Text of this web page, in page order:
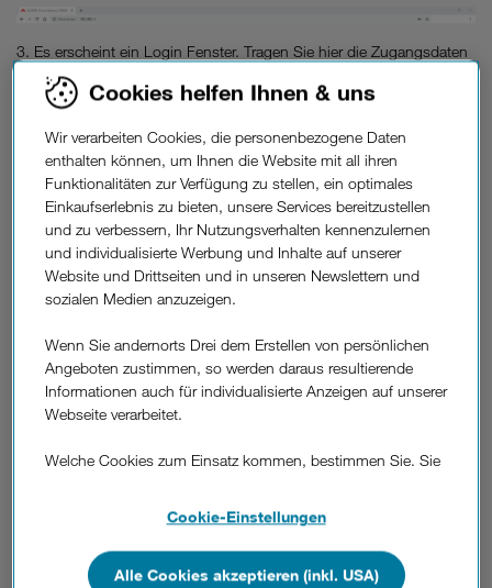
3. Es erscheint ein Login Fenster. Tragen Sie hier die Zugangsdaten
Ihres Modems ein und klicken danach auf den Button „
Zugangsdaten sind:
Username: user
Password: user
Set Up WLAN“.
Cookies helfen Ihnen & uns
Wir verarbeiten Cookies, die personenbezogene Daten
enthalten können, um Ihnen die Website mit all ihren
Funktionalitäten zur Verfügung zu stellen, ein optimales
Einkaufserlebnis zu bieten, unsere Services bereitzustellen
und zu verbessern, Ihr Nutzungsverhalten kennenzulernen
und individualisierte Werbung und Inhalte auf unserer
Website und Drittseiten und in unseren Newslettern und
sozialen Medien anzuzeigen.
Wenn Sie andernorts Drei dem Erstellen von persönlichen
Angeboten zustimmen, so werden daraus resultierende
Informationen auch für individualisierte Anzeigen auf unserer
Webseite verarbeitet.
Welche Cookies zum Einsatz kommen, bestimmen Sie. Sie
Wenn Sie allen Cookies zustimmen, werden auch Cookies
Cookie-Einstellungen
Alle Cookies akzeptieren (inkl. USA)